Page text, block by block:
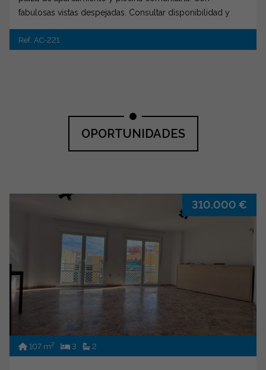
fabulosas vistas despejadas. Consultar disponibilidad y
Ref. AC-221
OPORTUNIDADES
310.000 €
107 m2 3 2